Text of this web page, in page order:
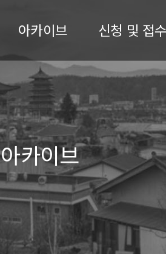
아카이브 신청 및 접수
아카이브